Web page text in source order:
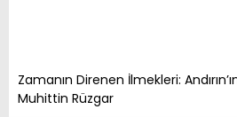
Zamanın Direnen İlmekleri:
Muhittin Rüzgar